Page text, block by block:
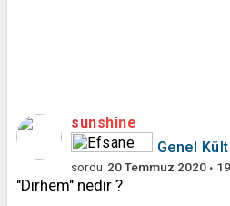
sunshine
Genel
sordu 20 Temmuz 2020
"Dirhem" nedir ?